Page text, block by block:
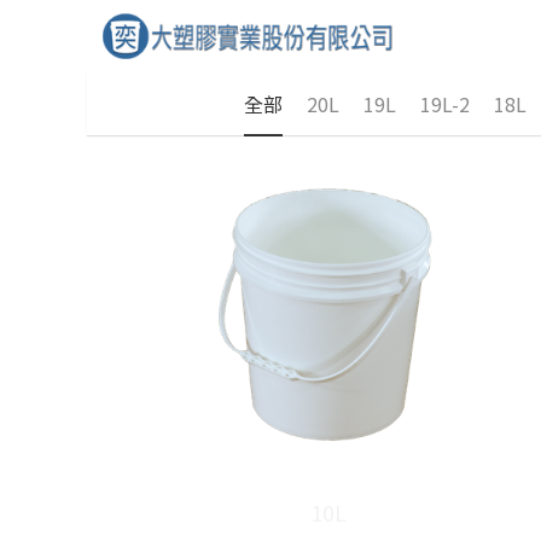
全部 20L 19L 19L-2 18L